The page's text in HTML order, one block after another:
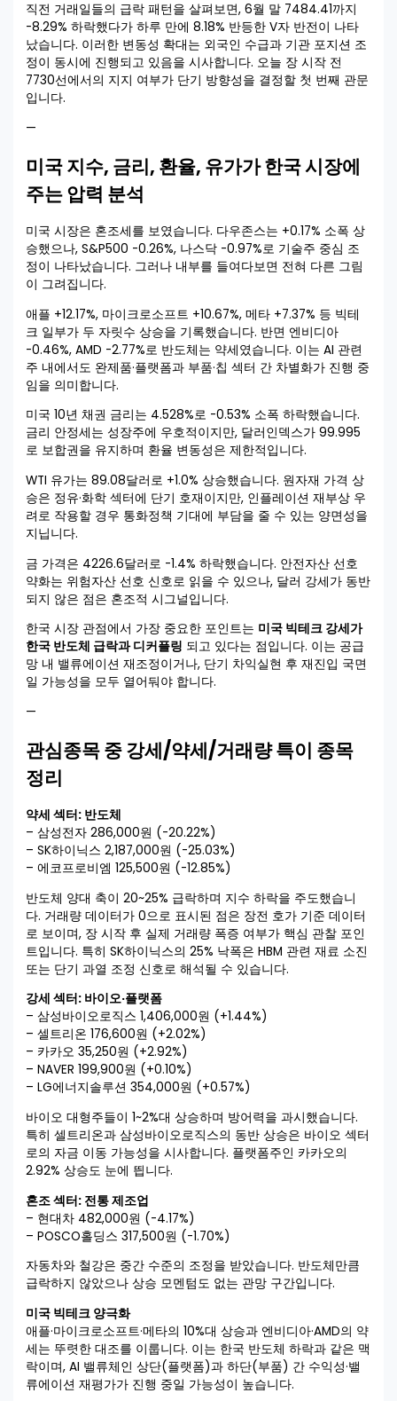
직전 거래일들의 급락 패턴을 살펴보면, 6월 말 7484.41까지
-8.29% 하락했다가 하루 만에 8.18% 반등한 V자 반전이 나타
났습니다. 이러한 변동성 확대는 외국인 수급과 기관 포지션 조
정이 동시에 진행되고 있음을 시사합니다. 오늘 장 시작 전
7730선에서의 지지 여부가 단기 방향성을 결정할 첫 번째 관문
입니다.
—
미국 지수, 금리, 환율, 유가가 한국 시장에
주는 압력 분석
미국 시장은 혼조세를 보였습니다. 다우존스는 +0.17% 소폭 상
승했으나, S&P500 -0.26%, 나스닥 -0.97%로 기술주 중심 조
정이 나타났습니다. 그러나 내부를 들여다보면 전혀 다른 그림
이 그려집니다.
애플 +12.17%, 마이크로소프트 +10.67%, 메타 +7.37% 등 빅테
크 일부가 두 자릿수 상승을 기록했습니다. 반면 엔비디아
-0.46%, AMD -2.77%로 반도체는 약세였습니다. 이는 AI 관련
주 내에서도 완제품·플랫폼과 부품·칩 섹터 간 차별화가 진행 중
임을 의미합니다.
미국 10년 채권 금리는 4.528%로 -0.53% 소폭 하락했습니다.
금리 안정세는 성장주에 우호적이지만, 달러인덱스가 99.995
로 보합권을 유지하며 환율 변동성은 제한적입니다.
WTI 유가는 89.08달러로 +1.0% 상승했습니다. 원자재 가격 상
승은 정유·화학 섹터에 단기 호재이지만, 인플레이션 재부상 우
려로 작용할 경우 통화정책 기대에 부담을 줄 수 있는 양면성을
지닙니다.
금 가격은 4226.6달러로 -1.4% 하락했습니다. 안전자산 선호
약화는 위험자산 선호 신호로 읽을 수 있으나, 달러 강세가 동반
되지 않은 점은 혼조적 시그널입니다.
한국 시장 관점에서 가장 중요한 포인트는 미국 빅테크 강세가
한국 반도체 급락과 디커플링 되고 있다는 점입니다. 이는 공급
망 내 밸류에이션 재조정이거나, 단기 차익실현 후 재진입 국면
일 가능성을 모두 열어둬야 합니다.
—
관심종목 중 강세/약세/거래량 특이 종목
정리
약세 섹터: 반도체
– 삼성전자 286,000원 (-20.22%)
– SK하이닉스 2,187,000원 (-25.03%)
– 에코프로비엠 125,500원 (-12.85%)
반도체 양대 축이 20~25% 급락하며 지수 하락을 주도했습니
다. 거래량 데이터가 0으로 표시된 점은 장전 호가 기준 데이터
로 보이며, 장 시작 후 실제 거래량 폭증 여부가 핵심 관찰 포인
트입니다. 특히 SK하이닉스의 25% 낙폭은 HBM 관련 재료 소진
또는 단기 과열 조정 신호로 해석될 수 있습니다.
강세 섹터: 바이오·플랫폼
– 삼성바이오로직스 1,406,000원 (+1.44%)
– 셀트리온 176,600원 (+2.02%)
– 카카오 35,250원 (+2.92%)
– NAVER 199,900원 (+0.10%)
– LG에너지솔루션 354,000원 (+0.57%)
바이오 대형주들이 1~2%대 상승하며 방어력을 과시했습니다.
특히 셀트리온과 삼성바이오로직스의 동반 상승은 바이오 섹터
로의 자금 이동 가능성을 시사합니다. 플랫폼주인 카카오의
2.92% 상승도 눈에 띕니다.
혼조 섹터: 전통 제조업
– 현대차 482,000원 (-4.17%)
– POSCO홀딩스 317,500원 (-1.70%)
자동차와 철강은 중간 수준의 조정을 받았습니다. 반도체만큼
급락하지 않았으나 상승 모멘텀도 없는 관망 구간입니다.
미국 빅테크 양극화
애플·마이크로소프트·메타의 10%대 상승과 엔비디아·AMD의 약
세는 뚜렷한 대조를 이룹니다. 이는 한국 반도체 하락과 같은 맥
락이며, AI 밸류체인 상단(플랫폼)과 하단(부품) 간 수익성·밸
류에이션 재평가가 진행 중일 가능성이 높습니다.